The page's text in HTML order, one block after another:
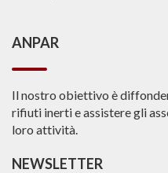
ANPAR
Il nostro obiettivo è
rifiuti inerti e assistere gli
loro attività.
NEWSLETTER